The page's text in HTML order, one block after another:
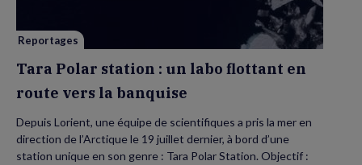
la
Reportages
Tara Polar station : un labo flottant en
route vers la banquise
Depuis Lorient, une équipe de scientifiques a pris la mer en
direction de l’Arctique le 19 juillet dernier, à bord d’une
station unique en son genre : Tara Polar Station. Objectif :